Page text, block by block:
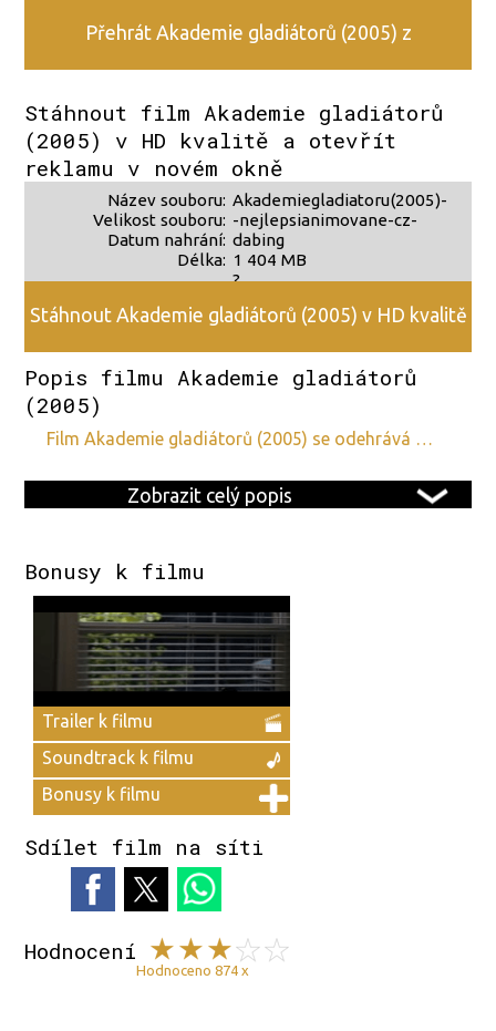
Přehrát Akademie gladiátorů (2005) z
Stáhnout film Akademie gladiátorů
(2005) v HD kvalitě a otevřít
reklamu v novém okně
Název souboru:
Velikost souboru:
Datum nahrání:
Délka:
Akademiegladiatoru(2005)-
-nejlepsianimovane-cz-
dabing
1 404 MB
?
Stáhnout Akademie gladiátorů (2005) v HD kvalitě
Popis filmu Akademie gladiátorů
(2005)
film Akademie gladiátorů (2005) se odehrává …
Zobrazit celý popis
Bonusy k filmu
Trailer k filmu
Soundtrack k filmu
Bonusy k filmu
Sdílet film na síti
Hodnocení
Hodnoceno 874 x